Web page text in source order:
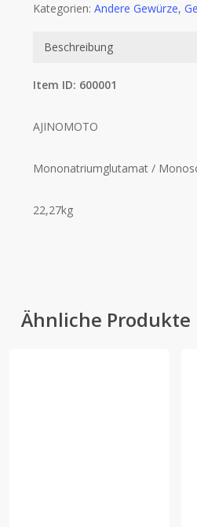
Kategorien: Andere Gewürze,
Beschreibung
Item ID: 600001
AJINOMOTO
Mononatriumglutamat /
22,27kg
Ähnliche Produkte